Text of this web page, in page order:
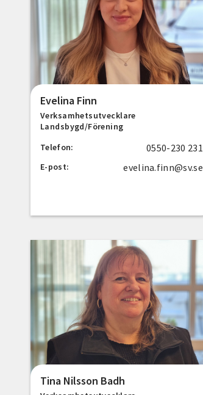
Evelina Finn
Verksamhetsutvecklare
Landsbygd/Förening
Telefon:
0550-230 231
E-post: evelina.finn@sv.se
Tina Nilsson Badh